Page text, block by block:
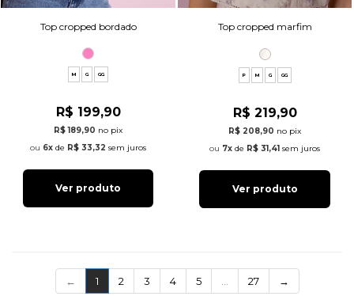
Top cropped bordado
M G GG
R$ 199,90
R$ 189,90 no pix
6x de R$ 33,32 sem juros
Ver produto
Top cropped marfim
P M G GG
R$ 219,90
R$ 208,90 no pix
7x de R$ 31,41 sem juros
Ver produto
← 1(current)
2 3 4 5 27 →